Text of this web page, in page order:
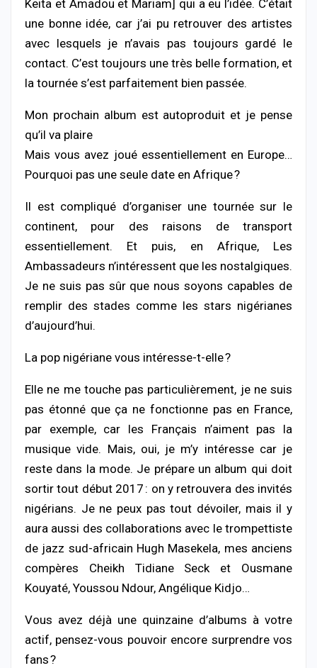
Keita et Amadou et Mariam] qui a eu l’idée. C’était
une bonne idée, car j’ai pu retrouver des artistes
avec lesquels je n’avais pas toujours gardé le
contact. C’est toujours une très belle formation, et
la tournée s’est parfaitement bien passée.
Mon prochain album est autoproduit et je pense
qu’il va plaire
Mais vous avez joué essentiellement en Europe…
Pourquoi pas une seule date en Afrique ?
Il est compliqué d’organiser une tournée sur le
continent, pour des raisons de transport
essentiellement. Et puis, en Afrique, Les
Ambassadeurs n’intéressent que les nostalgiques.
Je ne suis pas sûr que nous soyons capables de
remplir des stades comme les stars nigérianes
d’aujourd’hui.
La pop nigériane vous intéresse-t-elle ?
Elle ne me touche pas particulièrement, je ne suis
pas étonné que ça ne fonctionne pas en France,
par exemple, car les Français n’aiment pas la
musique vide. Mais, oui, je m’y intéresse car je
reste dans la mode. Je prépare un album qui doit
sortir tout début 2017 : on y retrouvera des invités
nigérians. Je ne peux pas tout dévoiler, mais il y
aura aussi des collaborations avec le trompettiste
de jazz sud-africain Hugh Masekela, mes anciens
compères Cheikh Tidiane Seck et Ousmane
Kouyaté, Youssou Ndour, Angélique Kidjo…
Vous avez déjà une quinzaine d’albums à votre
actif, pensez-vous pouvoir encore surprendre vos
fans ?